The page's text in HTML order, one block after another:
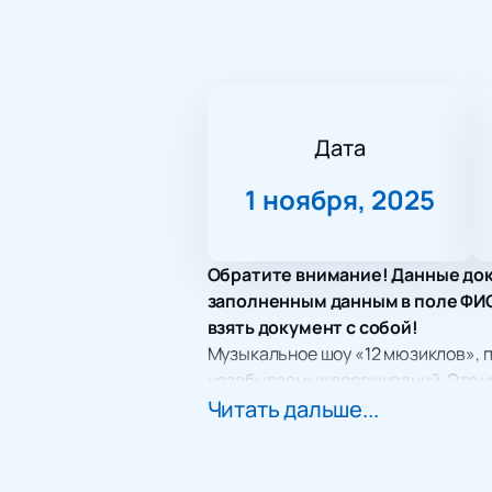
Дата
1 ноября, 2025
Обратите внимание! Данные
заполненным данным в поле
взять документ с собой!
Музыкальное шоу «12 мюзиклов»,
незабываемых переживаний. Это
сцены, таких как Андрей
Читать дальше...